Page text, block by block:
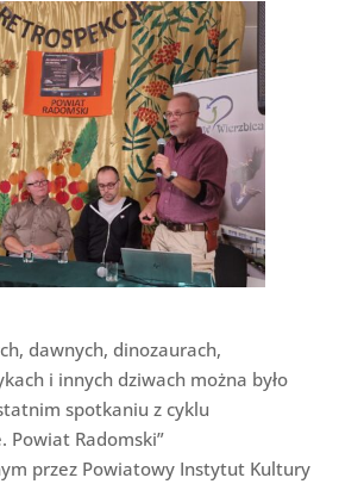
dawnych, dinozaurach,
i innych dziwach można było
spotkaniu z cyklu
Powiat Radomski”
przez Powiatowy Instytut Kultury